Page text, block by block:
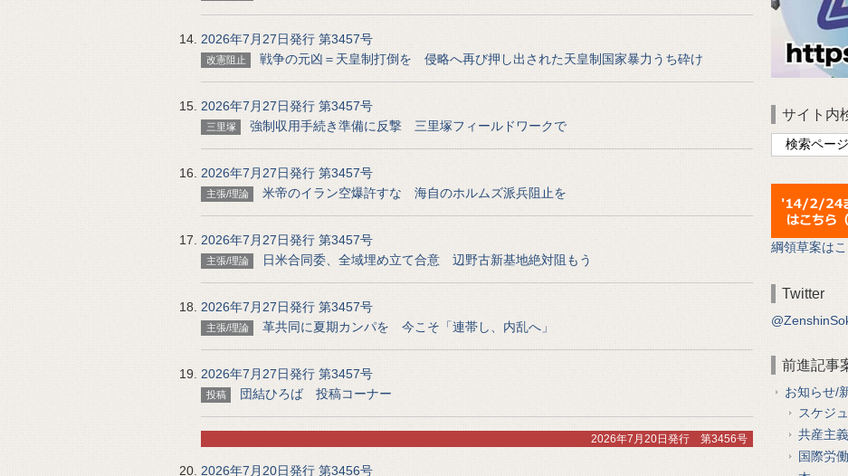
2026年7月27日発行 第3457号
改憲阻止 戦争の元凶＝天皇制打倒を 侵略へ再び押し出された天皇制国家暴力うち砕け
2026年7月27日発行 第3457号
三里塚 強制収用手続き準備に反撃 三里塚フィールドワークで
2026年7月27日発行 第3457号
主張/理論 米帝のイラン空爆許すな 海自のホルムズ派兵阻止を
2026年7月27日発行 第3457号
主張/理論 日米合同委、全域埋め立て合意 辺野古新基地絶対阻もう
2026年7月27日発行 第3457号
主張/理論 革共同に夏期カンパを 今こそ「連帯し、内乱へ」
2026年7月27日発行 第3457号
投稿 団結ひろば 投稿コーナー
2026年7月20日発行 第3456号
2026年7月20日発行 第3456号
サイト内
綱領草案は
Twitter
前進記事
お知らせ/
スケジ
共産主
国際労